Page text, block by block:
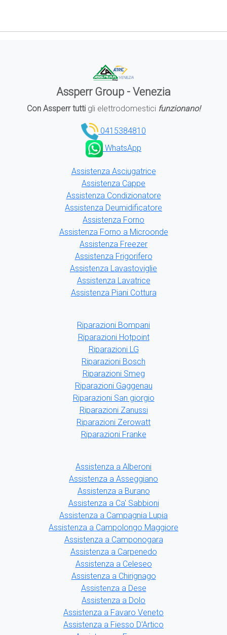
Assperr Group - Venezia
Con Assperr tuttigli elettrodomestici funzionano!
0415384810
WhatsApp
Assistenza Asciugatrice
Assistenza Cappe
Assistenza Condizionatore
Assistenza Deumidificatore
Assistenza Forno
Assistenza Forno a Microonde
Assistenza Freezer
Assistenza Frigorifero
Assistenza Lavastoviglie
Assistenza Lavatrice
Assistenza Piani Cottura
Riparazioni Bompani
Riparazioni Hotpoint
Riparazioni LG
Riparazioni Bosch
Riparazioni Smeg
Riparazioni Gaggenau
Riparazioni San giorgio
Riparazioni Zanussi
Riparazioni Zerowatt
Riparazioni Franke
Assistenza a Alberoni
Assistenza a Asseggiano
Assistenza a Burano
Assistenza a Ca' Sabbioni
Assistenza a Campagnia Lupia
Assistenza a Campolongo Maggiore
Assistenza a Camponogara
Assistenza a Carpenedo
Assistenza a Celeseo
Assistenza a Chirignago
Assistenza a Dese
Assistenza a Dolo
Assistenza a Favaro Veneto
Assistenza a Fiesso D'Artico